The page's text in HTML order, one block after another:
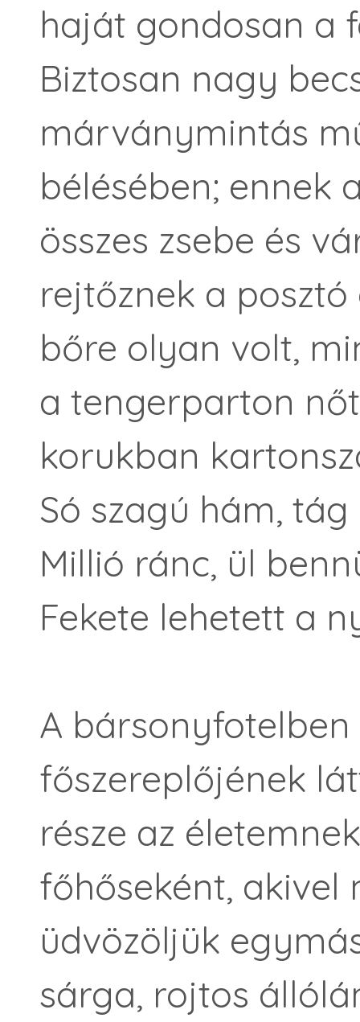
haját gondosan a
Biztosan nagy
márványmintás
bélésében; ennek
összes zsebe és
rejtőznek a
bőre olyan volt,
a tengerparton
korukban
Só szagú hám,
Millió ránc, ül
Fekete lehetett a
A
főszereplőjének
része az
főhőseként, akivel
üdvözöljük
sárga, rojtos